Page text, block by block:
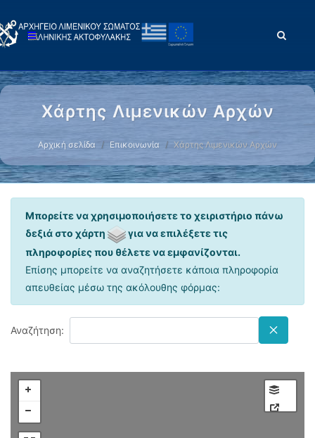
Χάρτης Λιμενικών Αρχών
Αρχική σελίδα Επικοινωνία Χάρτης Λιμενικών Αρχών
Μπορείτε να χρησιμοποιήσετε το χειριστήριο πάνω
δεξιά στο χάρτη
για να επιλέξετε τις
πληροφορίες που θέλετε να εμφανίζονται.
Επίσης μπορείτε να αναζητήσετε κάποια πληροφορία
απευθείας μέσω της ακόλουθης φόρμας:
Αναζήτηση: